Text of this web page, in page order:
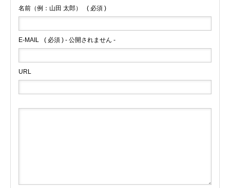
名前（例：山田 太郎） ( 必須 )
E-MAIL ( 必須 ) - 公開されません -
URL